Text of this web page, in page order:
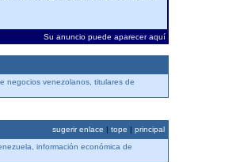
Su anuncio puede aparecer aquí
negocios venezolanos, titulares de
sugerir enlace | tope | principal
información económica de